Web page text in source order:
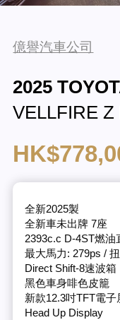
億譽汽車公司
2025
VELLFIRE
全新2025製
全新車未出牌 7座
2393c.c D-4ST燃
最大馬力: 279ps /
Direct Shift-8速波箱
黑色車身啡色皮籠
新款12.3吋TFT電子
Head Up Display